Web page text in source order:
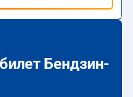
Бендзин-